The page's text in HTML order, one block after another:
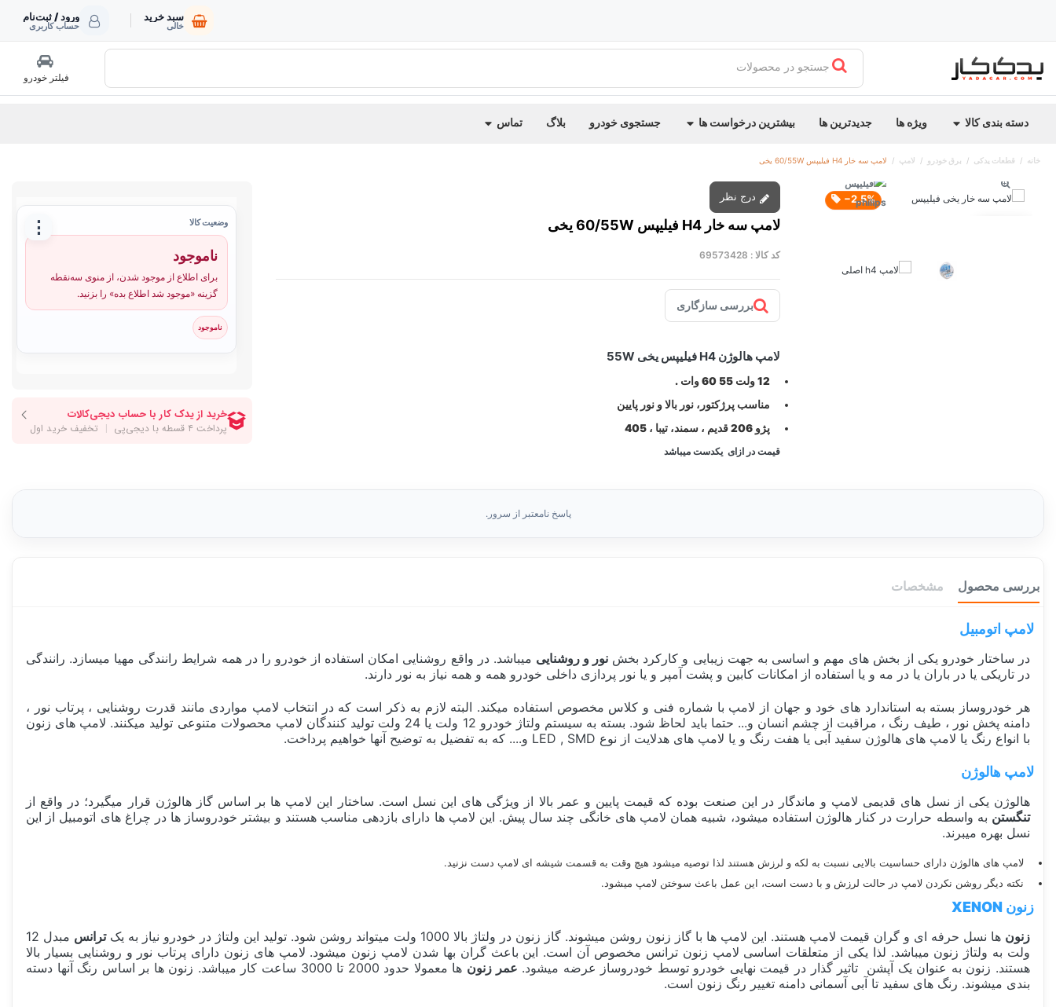
سبد خرید
خالی
ورود / ثبت‌نام
حساب کاربری
جستجو در محصولات
فیلتر خودرو
دسته بندی کالا ویژه ها جدیدترین ها بیشترین درخواست ها جستجوی خودرو بلاگ تماس
خانه قطعات یدکی برق خودرو لامپ لامپ سه خار H4 فیلیپس 60/55W یخی
‎−2.5%
لامپ سه خار H4 فیلیپس 60/55W یخی
کد کالا : 69573428
بررسی سازگاری
لامپ هالوژن H4 فیلیپس یخی 55W
12 ولت 55 60 وات .
مناسب پرژکتور، نور بالا و نور پایین
پژو 206 قدیم ، سمند، تیبا ، 405
قیمت در ازای یکدست میباشد
⋮ وضعیت کالا
ناموجود
برای اطلاع از موجود شدن، از منوی سه‌نقطه
گزینه «موجود شد اطلاع بده» را بزنید.
ناموجود
پاسخ نامعتبر از سرور.
بررسی محصول مشخصات
لامپ اتومبیل
در ساختار خودرو یکی از بخش های مهم و اساسی به جهت زیبایی و کارکرد بخش نور و روشنایی میباشد. در واقع روشنایی امکان استفاده از خودرو را در همه شرایط رانندگی مهیا میسازد. رانندگی
در تاریکی یا در باران یا در مه و یا استفاده از امکانات کابین و پشت آمپر و یا نور پردازی داخلی خودرو همه و همه نیاز به نور دارند.
هر خودروساز بسته به استاندارد های خود و جهان از لامپ با شماره فنی و کلاس مخصوص استفاده میکند. البته لازم به ذکر است که در انتخاب لامپ مواردی مانند قدرت روشنایی ، پرتاب نور ،
دامنه پخش نور ، طیف رنگ ، مراقبت از چشم انسان و... حتما باید لحاظ شود. بسته به سیستم ولتاژ خودرو 12 ولت یا 24 ولت تولید کنندگان لامپ محصولات متنوعی تولید میکنند. لامپ های زنون
با انواع رنگ یا لامپ های هالوژن سفید آبی یا هفت رنگ و یا لامپ های هدلایت از نوع LED , SMD و.... که به تفضیل به توضیح آنها خواهیم پرداخت.
لامپ هالوژن
هالوژن یکی از نسل های قدیمی لامپ و ماندگار در این صنعت بوده که قیمت پایین و عمر بالا از ویژگی های این نسل است. ساختار این لامپ ها بر اساس گاز هالوژن قرار میگیرد؛ در واقع از
تنگستن به واسطه حرارت در کنار هالوژن استفاده میشود، شبیه همان لامپ های خانگی چند سال پیش. این لامپ ها دارای بازدهی مناسب هستند و بیشتر خودروساز ها در چراغ های اتومبیل از این
نسل بهره میبرند.
لامپ های هالوژن دارای حساسیت بالایی نسبت به لکه و لرزش هستند لذا توصیه میشود هیچ وقت به قسمت شیشه ای لامپ دست نزنید.
نکته دیگر روشن نکردن لامپ در حالت لرزش و با دست است، این عمل باعث سوختن لامپ میشود.
زنون XENON
زنون ها نسل حرفه ای و گران قیمت لامپ هستند. این لامپ ها با گاز زنون روشن میشوند. گاز زنون در ولتاژ بالا 1000 ولت میتواند روشن شود. تولید این ولتاژ در خودرو نیاز به یک ترانس
مبدل 12
ولت به ولتاژ زنون میباشد. لذا یکی از متعلقات اساسی لامپ زنون ترانس مخصوص آن است. این باعث گران بها شدن لامپ زنون میشود. لامپ های زنون دارای پرتاب نور و روشنایی بسیار بالا
هستند. زنون به عنوان یک آپشن تاثیر گذار در قیمت نهایی خودرو توسط خودروساز عرضه میشود. عمر زنون
ها معمولا حدود 2000 تا 3000 ساعت کار میباشد. زنون ها بر اساس رنگ آنها دسته
بندی میشوند. رنگ های سفید تا آبی آسمانی دامنه تغییر رنگ زنون است.